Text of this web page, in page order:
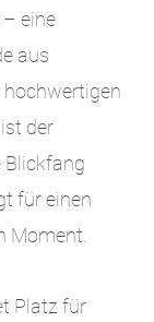
eine
aus
hochwertigen
der
Blickfang
für einen
Moment.
Platz für